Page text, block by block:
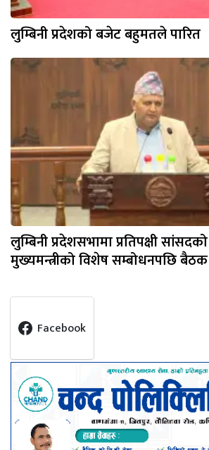
लुम्बिनी प्रदेशको बजेट बहुमतले पारित
लुम्बिनी प्रदेशसभामा प्रतिपक्षी
मुख्यमन्त्रीको विशेष सम्बोधनपछि
Facebook